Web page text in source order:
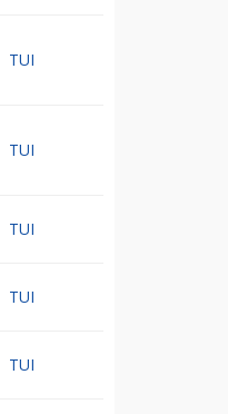
TUI
TUI
TUI
TUI
TUI